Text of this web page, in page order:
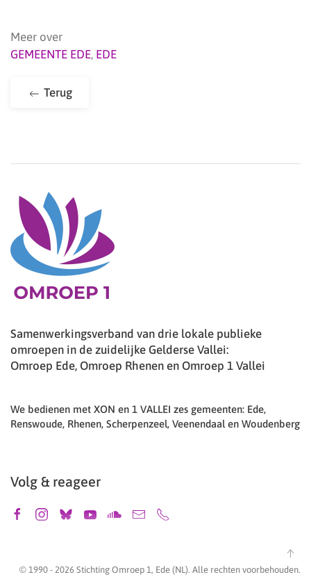
Meer over
GEMEENTE EDE, EDE
Terug
Samenwerkingsverband van drie lokale publieke
omroepen in de zuidelijke Gelderse Vallei:
Omroep Ede, Omroep Rhenen en Omroep 1 Vallei
We bedienen met XON en 1 VALLEI zes gemeenten: Ede,
Renswoude, Rhenen, Scherpenzeel, Veenendaal en Woudenberg
Volg & reageer
© 1990 - 2026 Stichting Omroep 1, Ede (NL). Alle rechten voorbehouden.